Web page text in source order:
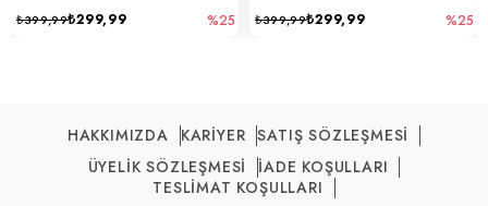
₺299,99
₺399,99 %25 ₺299,99
₺399,99 %25
HAKKIMIZDA KARİYER SATIŞ SÖZLEŞMESİ
ÜYELİK SÖZLEŞMESİ
İADE KOŞULLARI
TESLİMAT KOŞULLARI